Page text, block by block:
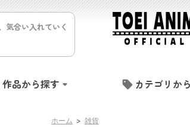
気合い入れていく
作品から探す カテゴリか
ホーム > 雑貨